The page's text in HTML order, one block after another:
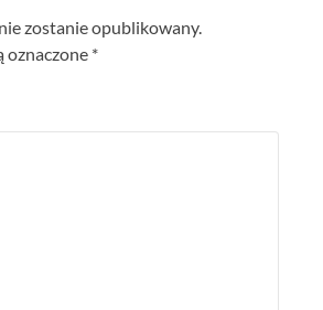
zostanie opublikowany.
oznaczone *